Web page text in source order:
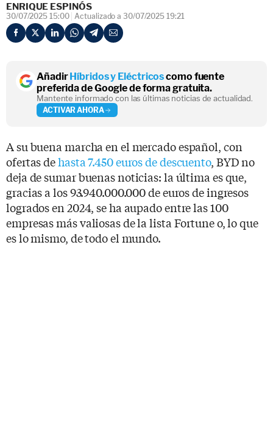
ENRIQUE ESPINÓS
30/07/2025 15:00 Actualizado a 30/07/2025 19:21
AñadirHíbridos y Eléctricoscomo fuente
preferida de Google de forma gratuita.
Mantente informado con las últimas noticias de actualidad.
ACTIVAR AHORA
A su buena marcha en el mercado español, con
ofertas dehasta 7.450 euros de descuento, BYD no
deja de sumar buenas noticias: la última es que,
gracias a los 93.940.000.000 de euros de ingresos
logrados en 2024, se ha aupado entre las 100
empresas más valiosas de la lista Fortune o, lo que
es lo mismo, de todo el mundo.